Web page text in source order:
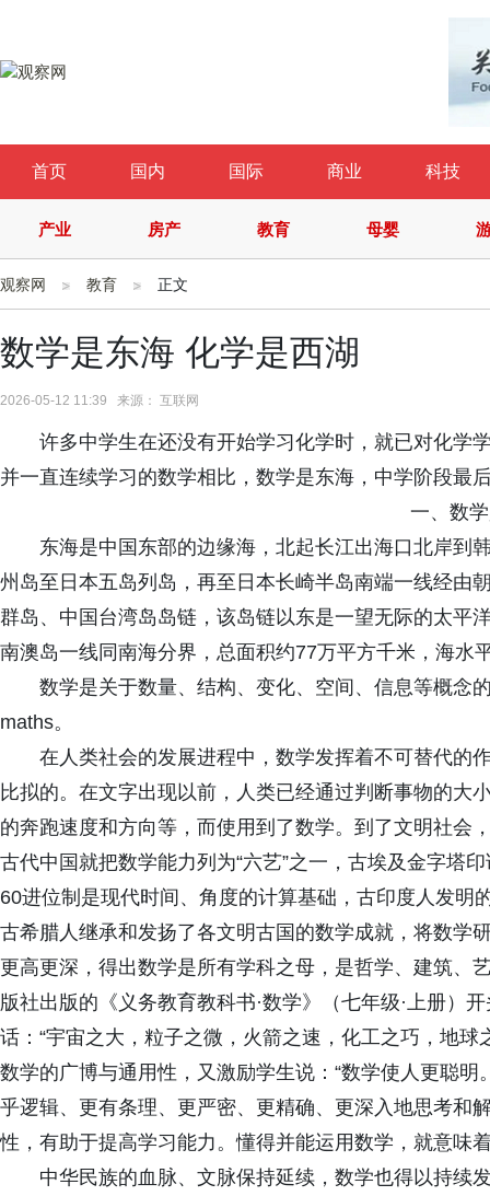
首页 国内 国际 商业 科技
产业 房产 教育 母婴
观察网 教育 正文
数学是东海 化学是西湖
2026-05-12 11:39 来源： 互联网
许多中学生在还没有开始学习化学时，就已对化学
并一直连续学习的数学相比，数学是东海，中学阶段
一、数
东海是中国东部的边缘海，北起长江出海口北岸到
州岛至日本五岛列岛，再至日本长崎半岛南端一线经由
群岛、中国台湾岛岛链，该岛链以东是一望无际的太平
南澳岛一线同南海分界，总面积约77万平方千米，海
数学是关于数量、结构、变化、空间、信息等概念
maths。
在人类社会的发展进程中，数学发挥着不可替代的
比拟的。在文字出现以前，人类已经通过判断事物的大
的奔跑速度和方向等，而使用到了数学。到了文明社会
古代中国就把数学能力列为“六艺”之一，古埃及金字塔
60进位制是现代时间、角度的计算基础，古印度人发明
古希腊人继承和发扬了各文明古国的数学成就，将数学
更高更深，得出数学是所有学科之母，是哲学、建筑、
版社出版的《义务教育教科书·数学》（七年级·上册）
话：“宇宙之大，粒子之微，火箭之速，化工之巧，地
数学的广博与通用性，又激励学生说：“数学使人更聪
乎逻辑、更有条理、更严密、更精确、更深入地思考和
性，有助于提高学习能力。懂得并能运用数学，就意
中华民族的血脉、文脉保持延续，数学也得以持续